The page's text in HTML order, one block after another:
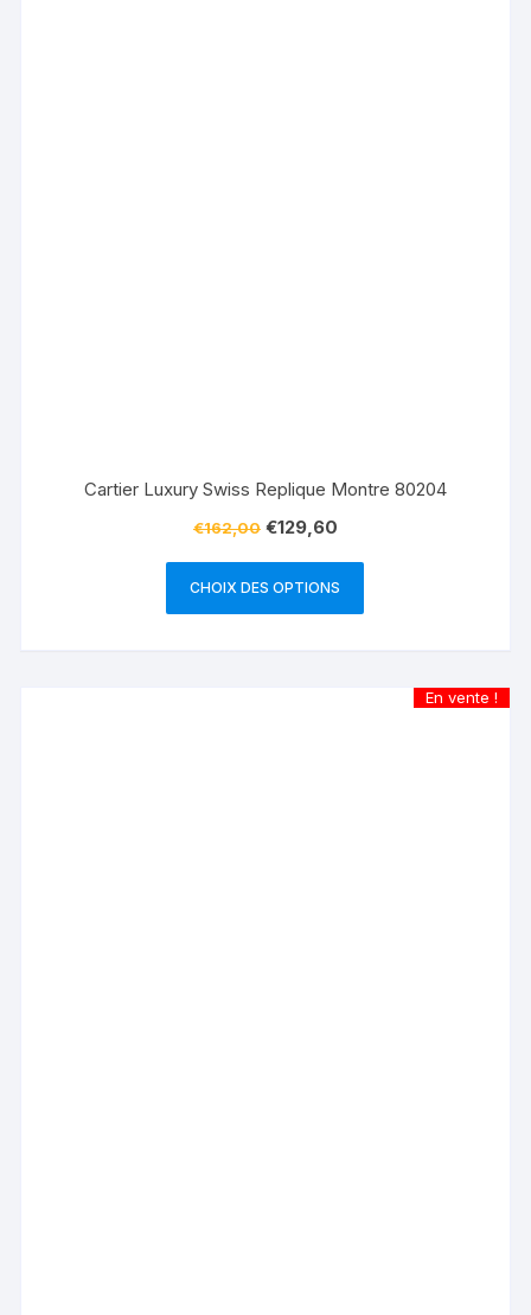
Cartier Luxury Swiss Replique Montre 80204
€162,00 €129,60
CHOIX DES OPTIONS
En vente !